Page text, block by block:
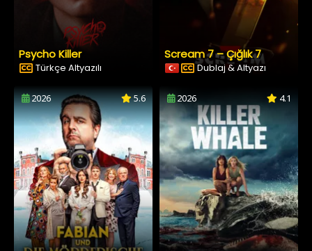
Psycho Killer
Türkçe Altyazılı
Scream 7 – Çığlık 7
Dublaj & Altyazı
2026 5.6 2026 4.1